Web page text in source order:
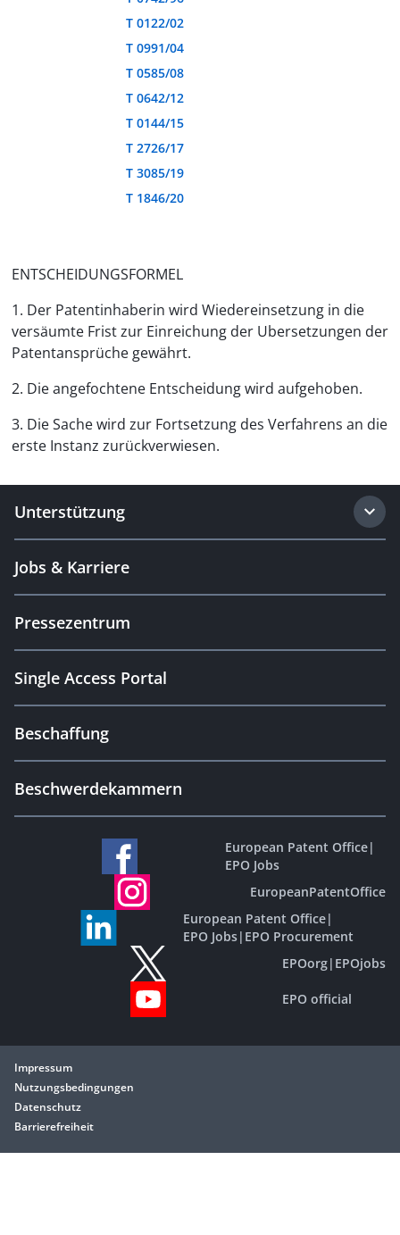
T 0122/02
T 0991/04
T 0585/08
T 0642/12
T 0144/15
T 2726/17
T 3085/19
T 1846/20
ENTSCHEIDUNGSFORMEL
1. Der Patentinhaberin wird Wiedereinsetzung in die
versäumte Frist zur Einreichung der Ubersetzungen der
Patentansprüche gewährt.
2. Die angefochtene Entscheidung wird aufgehoben.
3. Die Sache wird zur Fortsetzung des Verfahrens an die
erste Instanz zurückverwiesen.
Unterstützung
Jobs & Karriere
Pressezentrum
Single Access Portal
Beschaffung
Beschwerdekammern
European Patent Office|
EPO Jobs
EuropeanPatentOffice
European Patent Office|
EPO Jobs| EPO Procurement
EPOorg| EPOjobs
EPO official
Impressum
Nutzungsbedingungen
Datenschutz
Barrierefreiheit